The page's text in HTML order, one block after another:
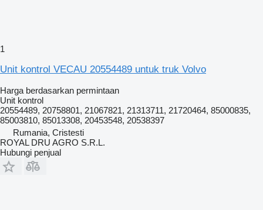
1
Unit kontrol VECAU 20554489 untuk truk Volvo
Harga berdasarkan permintaan
Unit kontrol
20554489, 20758801, 21067821, 21313711, 21720464, 85000835,
85003810, 85013308, 20453548, 20538397
Rumania, Cristesti
ROYAL DRU AGRO S.R.L.
Hubungi penjual